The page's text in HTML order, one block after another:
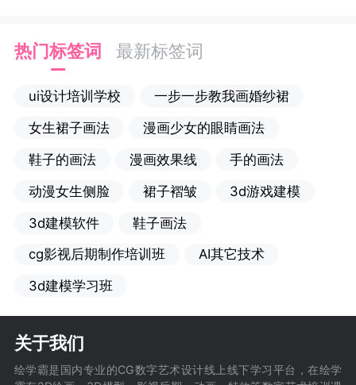
热门标签词 最新标签词
ui设计培训学校
一步一步教我画婚纱裙
女生裙子画法
漫画少女的眼睛画法
鞋子的画法
漫画效果线
手的画法
动漫女生侧脸
裙子褶皱
3d游戏建模
3d建模软件
鞋子画法
cg影视后期制作培训班
AI其它技术
3d建模学习班
关于我们
绘学霸是国内专业的CG数字艺术设计线上线下学习平台，在绘学